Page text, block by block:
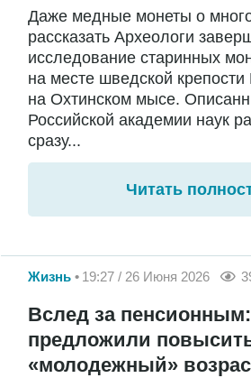
Даже медные монеты о
рассказать Археологи
исследование старинных
на месте шведской
на Охтинском мысе.
Российской академии наук
сразу...
Читать
Жизнь 19:27 / 26 Июня 2026
Вслед за
предложили
«молодежный»